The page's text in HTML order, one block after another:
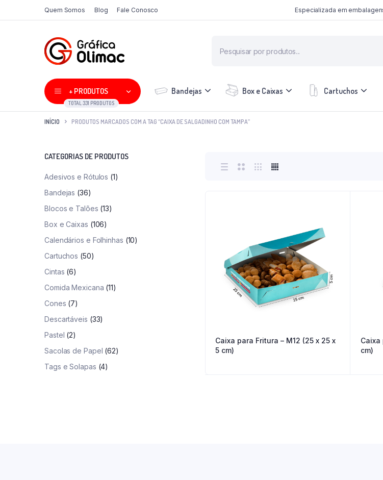
Quem Somos Blog Fale Conosco Especializada em
+ PRODUTOS
TOTAL 331 PRODUTOS
Bandejas Box e Caixas Cartuchos
INÍCIO PRODUTOS MARCADOS COM A TAG “CAIXA DE SALGADINHO COM TAMPA”
Caixa para Fritura – M12 (25 x 25 x
5 cm)
Caixa
cm)
CATEGORIAS DE PRODUTOS
Adesivos e Rótulos (1)
Bandejas (36)
Blocos e Talões (13)
Box e Caixas (106)
Calendários e Folhinhas (10)
Cartuchos (50)
Cintas (6)
Comida Mexicana (11)
Cones (7)
Descartáveis (33)
Pastel (2)
Sacolas de Papel (62)
Tags e Solapas (4)